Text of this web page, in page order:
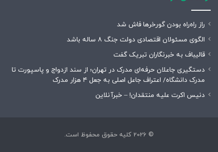
راز راه‌راه بودن گورخرها فاش شد
الگوی مسئولان اقتصادی دولت جنگ ۸ ساله باشد
قالیباف به خبرنگاران تبریک گفت
دستگیری جاعلان حرفه‌ای مدرک در تهران؛ از سند ازدواج و پاسپورت تا
مدرک دانشگاه/ اعتراف جاعل اصلی به جعل ۴ هزار مدرک
دنیس اکرت علیه منتقدان! – خبرآنلاین
© 2026 کلیه حقوق محفوظ است.